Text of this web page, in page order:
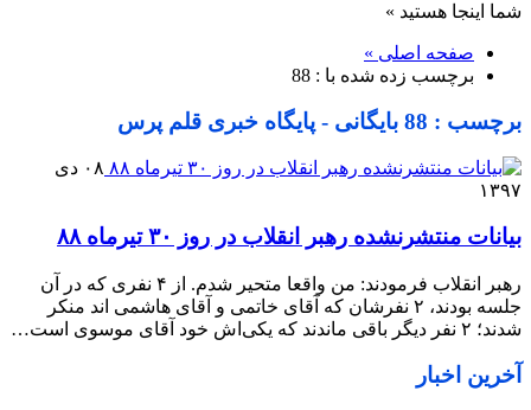
شما اینجا هستید »
صفحه اصلی »
برچسب زده شده با : 88
برچسب : 88 بایگانی - پایگاه خبری قلم پرس
۰۸ دی
۱۳۹۷
بیانات منتشرنشده رهبر انقلاب در روز ۳۰ تیرماه ۸۸
رهبر انقلاب فرمودند: من واقعا متحیر شدم. از ۴ نفری که در آن
جلسه بودند، ۲ نفرشان که آقای خاتمی و آقای هاشمی اند منکر
شدند؛ ۲ نفر دیگر باقی ماندند که یکی‌اش خود آقای موسوی است…
آخرین اخبار